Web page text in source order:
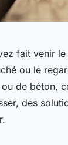
fait venir
ou le
de béton,
des